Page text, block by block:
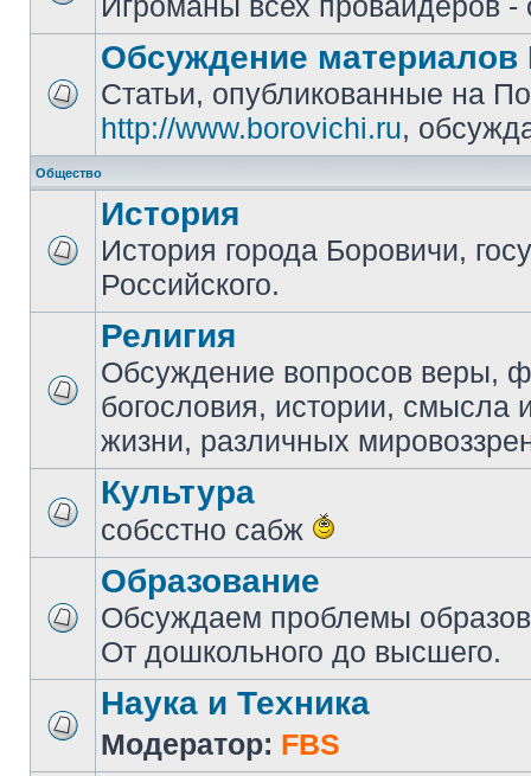
Обсуждение материалов
Статьи, опубликованные на
http://www.borovichi.ru,
Общество
История
История города Боровичи,
Российского.
Религия
Обсуждение вопросов веры,
богословия, истории, смысла
жизни, различных
Культура
собсстно сабж
Образование
Обсуждаем проблемы
От дошкольного до высшего.
Наука и Техника
Модератор: FBS